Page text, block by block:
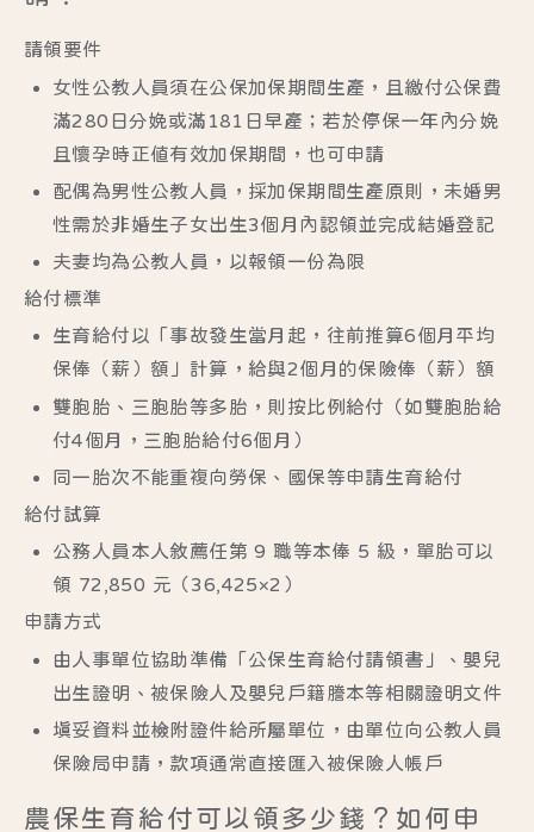
請領要件
女性公教人員須在公保加保期間生產，且繳付公保費
滿280日分娩或滿181日早產；若於停保一年內分娩
且懷孕時正值有效加保期間，也可申請
配偶為男性公教人員，採加保期間生產原則，未婚男
性需於非婚生子女出生3個月內認領並完成結婚登記
夫妻均為公教人員，以報領一份為限
給付標準
生育給付以「事故發生當月起，往前推算6個月平均
保俸（薪）額」計算，給與2個月的保險俸（薪）額
雙胞胎、三胞胎等多胎，則按比例給付（如雙胞胎給
付4個月，三胞胎給付6個月）
同一胎次不能重複向勞保、國保等申請生育給付
給付試算
公務人員本人敘薦任第 9 職等本俸 5 級，單胎可以
領 72,850 元（36,425×2）
申請方式
由人事單位協助準備「公保生育給付請領書」、嬰兒
出生證明、被保險人及嬰兒戶籍謄本等相關證明文件
填妥資料並檢附證件給所屬單位，由單位向公教人員
保險局申請，款項通常直接匯入被保險人帳戶
農保生育給付可以領多少錢？如何申